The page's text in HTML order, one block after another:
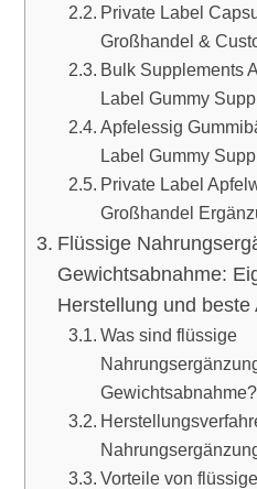
Private Label
Großhandel &
Bulk Supplements
Label Gummy
Apfelessig
Label Gummy
Private Label
Großhandel
Flüssige
Gewichtsabnahme:
Herstellung und
Was sind flüssige
Gewichtsabnahme?
Vorteile von